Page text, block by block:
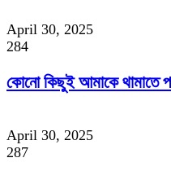
April 30, 2025
284
কোনো কিছুই আমাকে থামাতে
April 30, 2025
287